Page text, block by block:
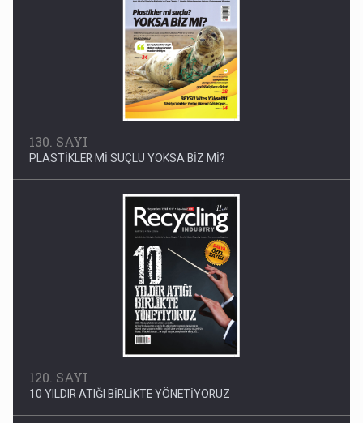
120. SAYI
10 YILDIR ATIĞI BİRLİKTE YÖNETİYORUZ
115. SAYI
ÇEVRECİ KOMŞU KART KAZANDIRIYOR